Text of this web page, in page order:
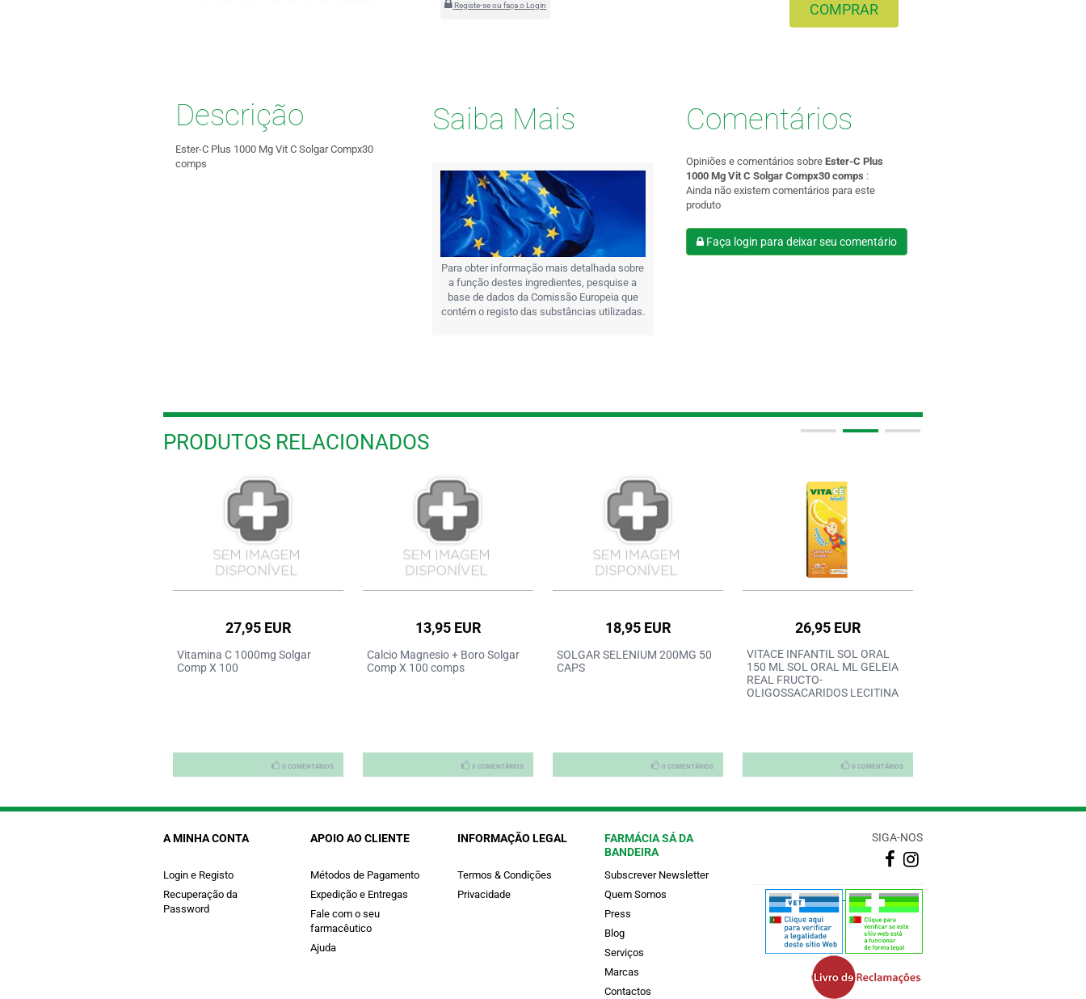
Registe-se ou faça o Login COMPRAR
Descrição
Ester-C Plus 1000 Mg Vit C Solgar Compx30
comps
Saiba Mais
Para obter informação mais detalhada sobre
a função destes ingredientes, pesquise a
base de dados da Comissão Europeia que
contém o registo das substâncias utilizadas.
Comentários
Opiniões e comentários sobre Ester-C Plus
1000 Mg Vit C Solgar Compx30 comps :
Ainda não existem comentários para este
produto
Faça login para deixar seu comentário
PRODUTOS RELACIONADOS
13,95 EUR
Calcio Magnesio + Boro Solgar
Comp X 100 comps
0 COMENTÁRIOS
18,95 EUR
SOLGAR SELENIUM 200MG 50
CAPS
0 COMENTÁRIOS
26,95 EUR
VITACE INFANTIL SOL ORAL
150 ML SOL ORAL ML GELEIA
0 COMENTÁRIOS
41,95 EUR
VITAMINA D3 2200IU X 100
CAPS
0 COMENTÁRIOS
A MINHA CONTA
Login e Registo
Recuperação da
Password
APOIO AO CLIENTE
Métodos de Pagamento
Expedição e Entregas
Fale com o seu
farmacêutico
Ajuda
INFORMAÇÃO LEGAL
Termos & Condições
Privacidade
FARMÁCIA SÁ DA
BANDEIRA
Subscrever Newsletter
Quem Somos
Press
Blog
Serviços
Marcas
Contactos
SIGA-NOS